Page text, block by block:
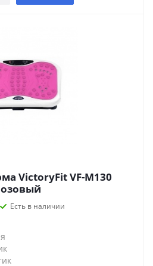
VictoryFit VF-M130
Есть в наличии